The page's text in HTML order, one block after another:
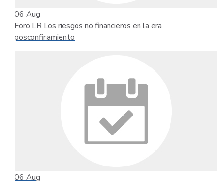
06 Aug
Foro LR Los riesgos no financieros en la era
posconfinamiento
06 Aug